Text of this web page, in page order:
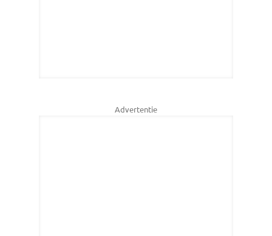
Advertentie